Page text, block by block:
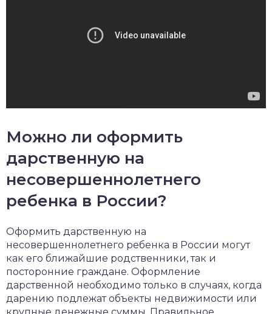
Можно ли оформить
дарственную на
несовершеннолетнего
ребенка в России?
Оформить дарственную на
несовершеннолетнего ребенка в России могут
как его ближайшие родственники, так и
посторонние граждане. Оформление
дарственной необходимо только в случаях, когда
дарению подлежат объекты недвижимости или